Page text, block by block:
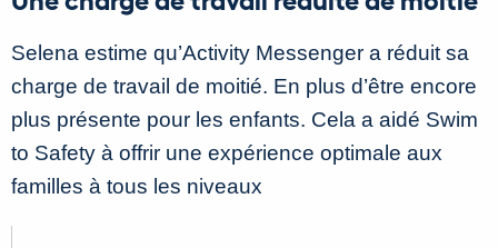
Selena estime qu’Activity Messenger a réduit sa
charge de travail de moitié. En plus d’être encore
plus présente pour les enfants. Cela a aidé Swim
to Safety à offrir une expérience optimale aux
familles à tous les niveaux